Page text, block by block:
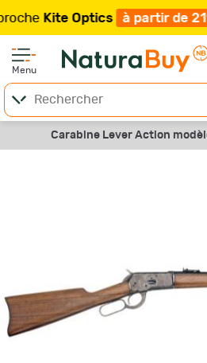
Optics à partir de 219€ /
Menu
Carabine Lever Action